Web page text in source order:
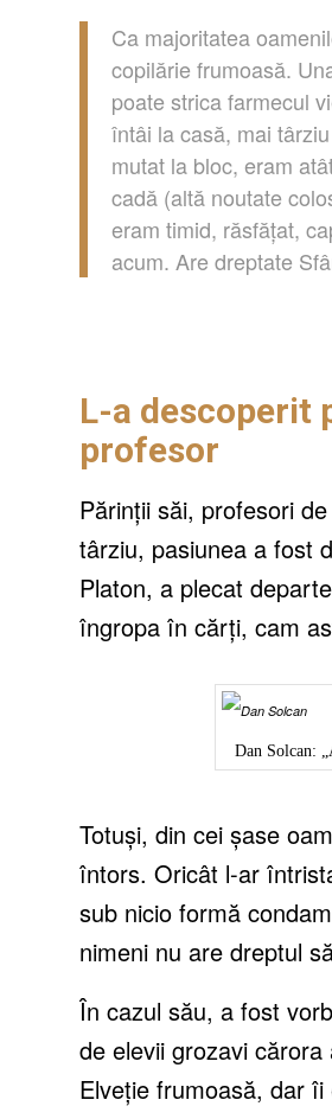
Ca majoritatea
copilărie frumoasă.
poate strica farmecul
întâi la casă, mai
mutat la bloc, eram
cadă (altă noutate
eram timid, răsfățat,
acum. Are dreptate
L-a descoperit
profesor
Părinții săi, profesori
târziu, pasiunea a fost
Platon, a plecat
îngropa în cărți, cam
Dan Solcan:
Totuși, din cei șase
întors. Oricât l-ar
sub nicio formă
nimeni nu are dreptul
În cazul său, a fost
de elevii grozavi
Elveție frumoasă, dar